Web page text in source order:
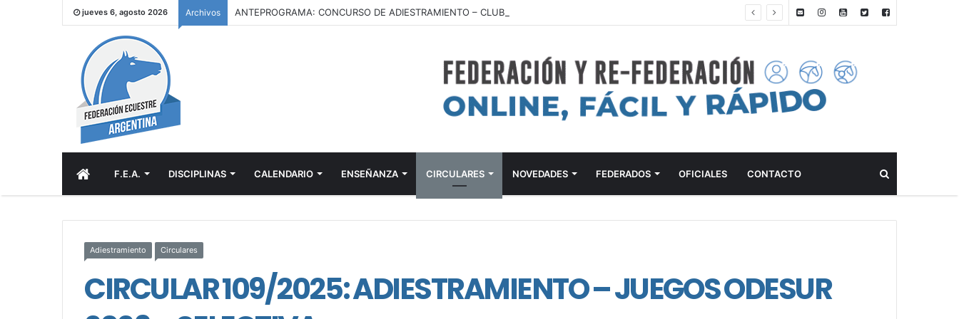
jueves 6, agosto 2026 Archivos
INICIOF.E.A. DISCIPLINAS CALENDARIO ENSEÑANZA CIRCULARES NOVEDADES FEDERADOS OFICIALES CONTACTO
Adiestramiento Circulares
CIRCULAR 109/2025: ADIESTRAMIENTO – JUEGOS ODESUR